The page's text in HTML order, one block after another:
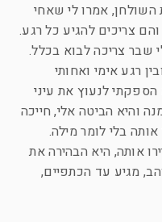
השולחן, אמרו לי שאחי
צריכים להגיע כל רגע.
שבר צריכה לבוא בכלל.
רגע אימי ואחותי
לנעוץ את עיני
והיא הביטה אלי, חייכה
בלי לומר מילה.
אותה, היא הבהירה את
מגיע עד הכתפיים,